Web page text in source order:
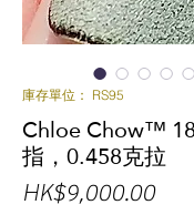
庫存單位： RS95
Chloe Chow™
指，0.458克拉
HK$9,000.00價